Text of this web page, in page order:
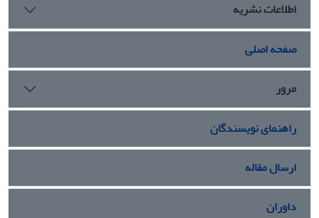
اطلاعات نشریه
صفحه اصلی
مرور
راهنمای نویسندگان
ارسال مقاله
داوران